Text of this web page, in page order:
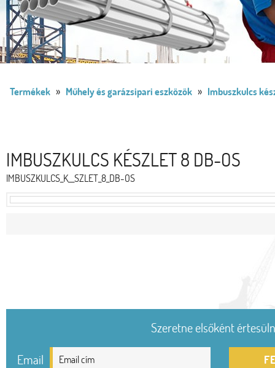
Termékek » Műhely és garázsipari eszközök » Imbuszkulcs
IMBUSZKULCS KÉSZLET 8 DB-OS
IMBUSZKULCS_K__SZLET_8_DB-OS
Szeretne elsőként
Email